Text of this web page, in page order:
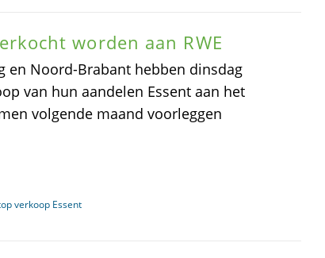
worden aan RWE
en Noord-Brabant hebben dinsdag
van hun aandelen Essent aan het
volgende maand voorleggen
verkoop Essent